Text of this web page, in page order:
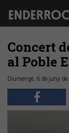
Concert
al Poble
Diumenge, 6 de juny de
Anterior